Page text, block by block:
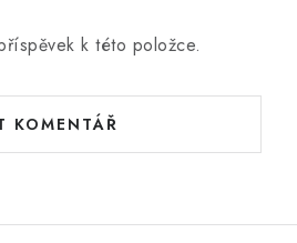
k této položce.
KOMENTÁŘ